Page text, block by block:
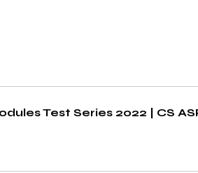
Test Series 2022 | CS